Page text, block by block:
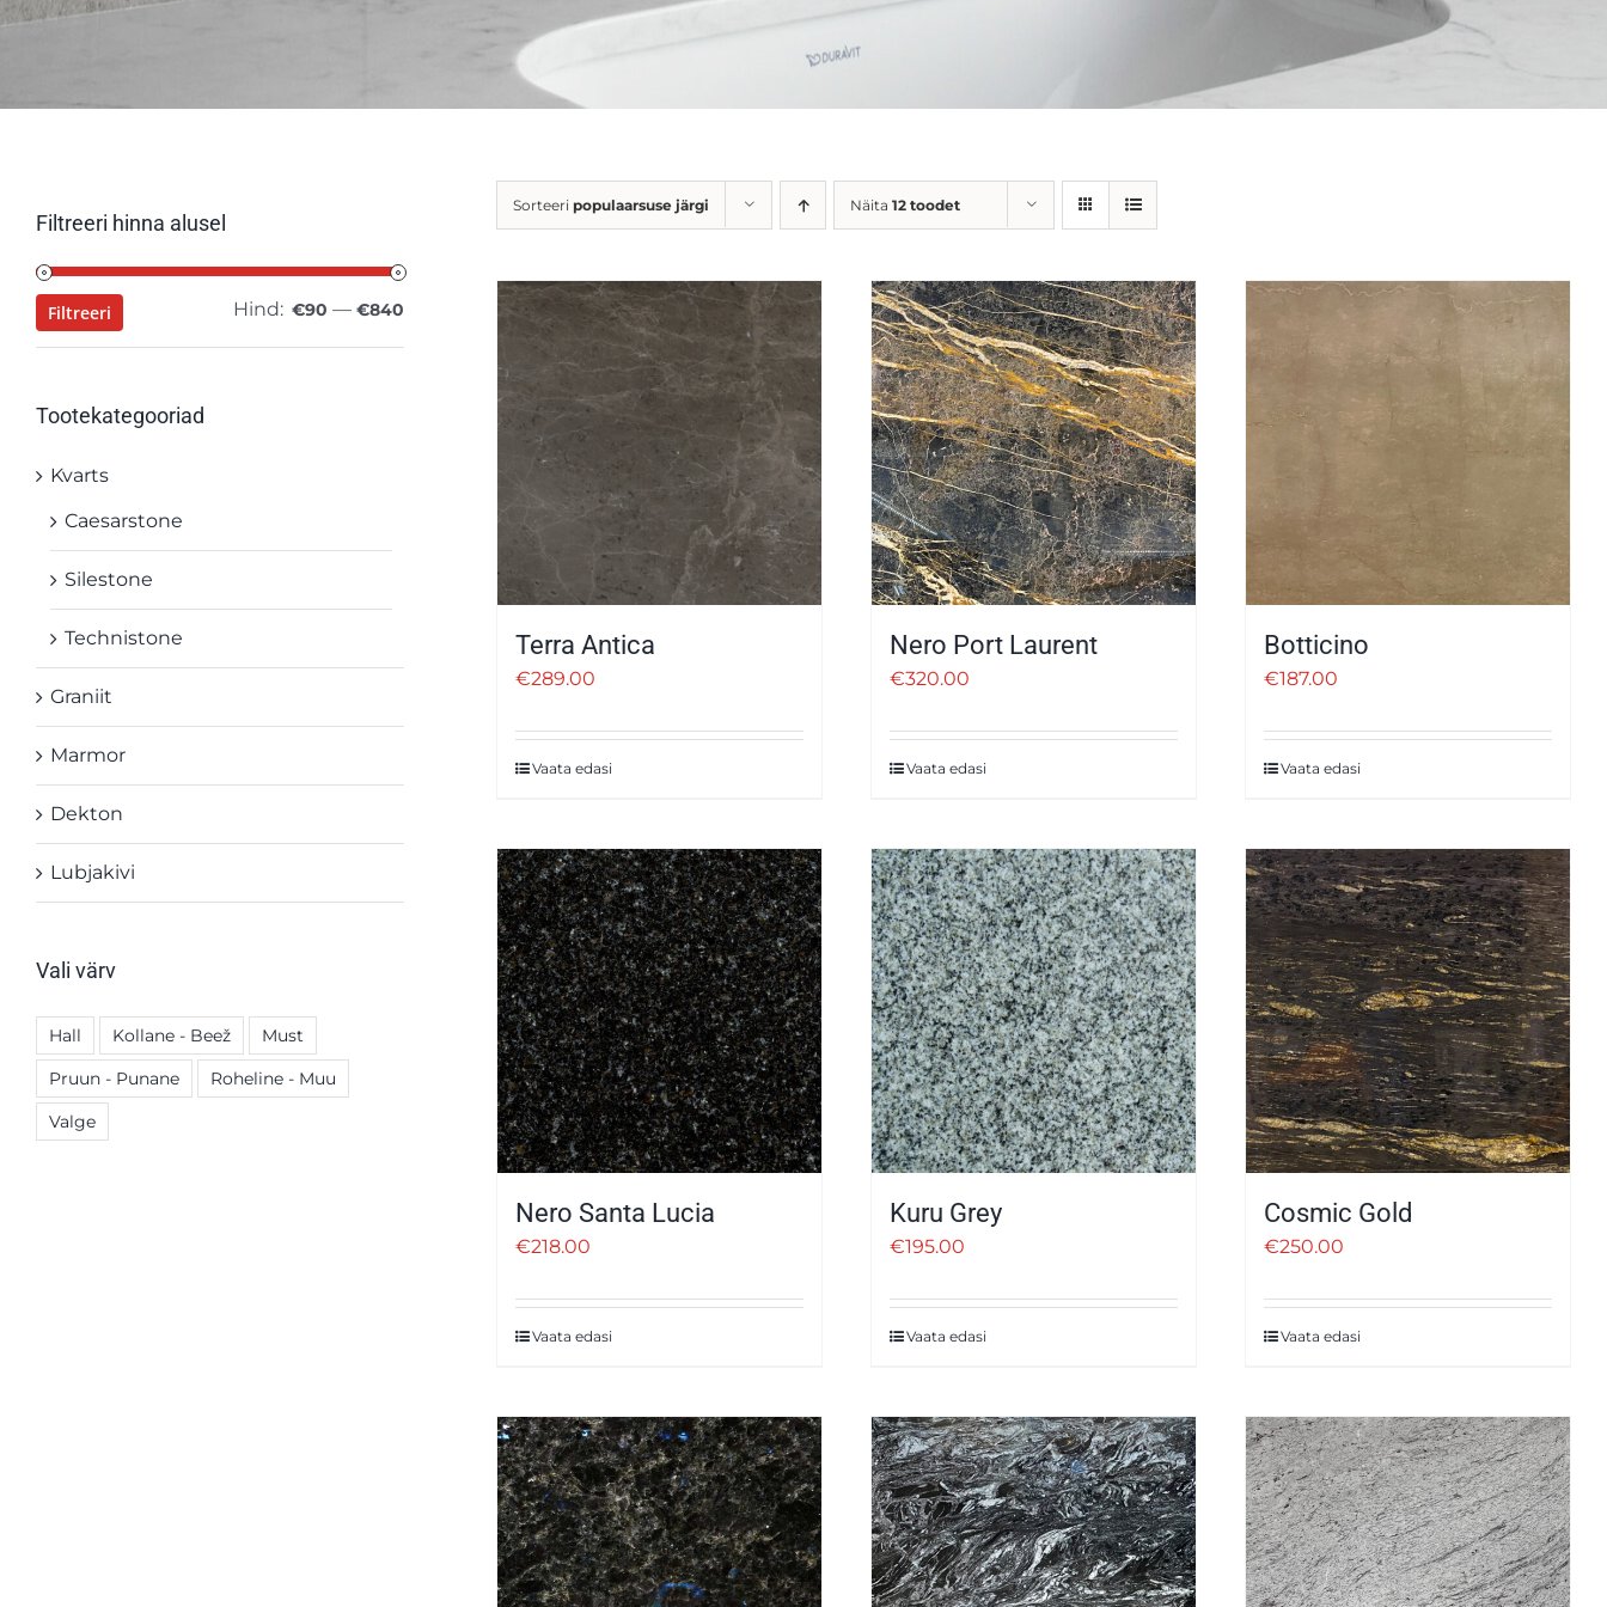
Sorteeripopulaarsuse järgi Näita12 toodet
Terra Antica
€289.00
Vaata edasi
Nero Port Laurent
€320.00
Vaata edasi
Botticino
€187.00
Vaata edasi
Nero Santa Lucia
€218.00
Vaata edasi
Kuru Grey
€195.00
Vaata edasi
Cosmic Gold
€250.00
Vaata edasi
Filtreeri hinna alusel
Minimaalne
hind
Maksimaalne
hind
Filtreeri Hind: €90 —€840
Tootekategooriad
Kvarts
Caesarstone
Silestone
Technistone
Graniit
Marmor
Dekton
Lubjakivi
Vali värv
Hall Kollane - Beež
Must
Pruun - Punane
Roheline - Muu
Valge